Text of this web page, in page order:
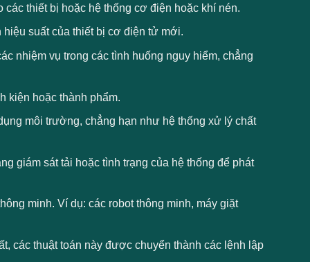
thiết bị hoặc hệ thống cơ điện hoặc khí nén.
suất của thiết bị cơ điện tử mới.
nhiệm vụ trong các tình huống nguy hiểm, chẳng
kiện hoặc thành phẩm.
môi trường, chẳng hạn như hệ thống xử lý chất
giám sát tải hoặc tình trạng của hệ thống để phát
minh. Ví dụ: các robot thông minh, máy giặt
các thuật toán này được chuyển thành các lệnh lập